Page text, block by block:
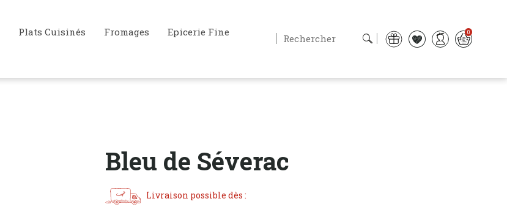
Plats Cuisinés Fromages
Epicerie Fine
0
Bleu de Séverac
Livraison possible dès :